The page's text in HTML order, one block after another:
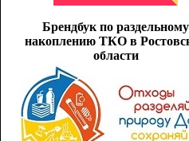
Брендбук по раздельному
накоплению ТКО в
области